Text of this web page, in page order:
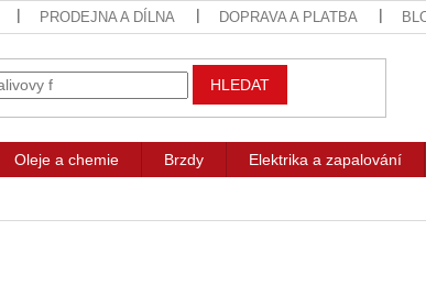
PRODEJNA A DÍLNA DOPRAVA A PLATBA
HLEDAT
Oleje a chemie Brzdy Elektrika a zapalování